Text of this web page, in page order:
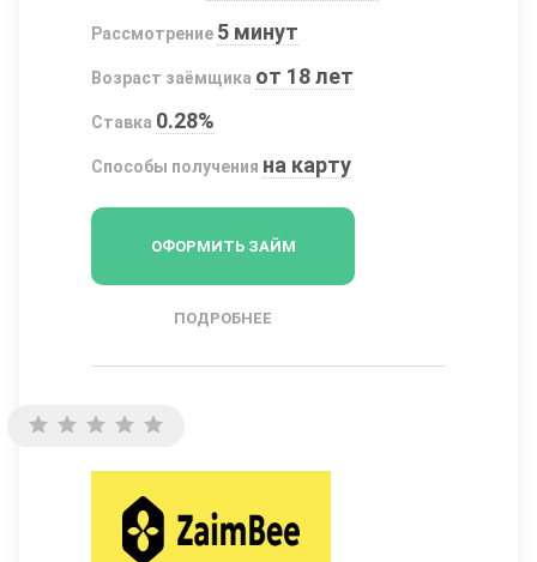
Рассмотрение 5 минут
Возраст заёмщика от 18 лет
Ставка 0.28%
Способы получения на карту
ОФОРМИТЬ ЗАЙМ
ПОДРОБНЕЕ